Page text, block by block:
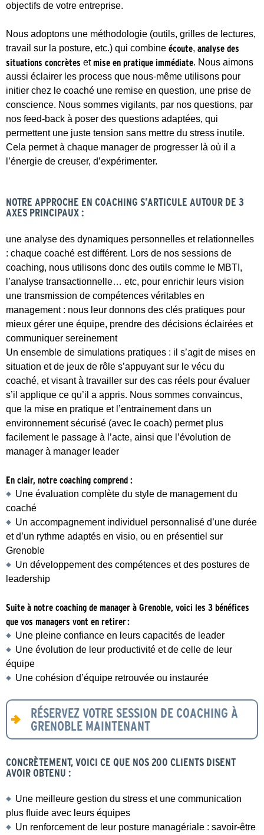
objectifs de votre entreprise.
Nous adoptons une méthodologie (outils, grilles de lectures,
travail sur la posture, etc.) qui combine écoute, analyse des
situations concrètes etmise en pratique immédiate. Nous aimons
aussi éclairer les process que nous-même utilisons pour
initier chez le coaché une remise en question, une prise de
conscience. Nous sommes vigilants, par nos questions, par
nos feed-back à poser des questions adaptées, qui
permettent une juste tension sans mettre du stress inutile.
Cela permet à chaque manager de progresser là où il a
l’énergie de creuser, d’expérimenter.
NOTRE APPROCHE EN COACHING S’ARTICULE AUTOUR DE 3
AXES PRINCIPAUX :
une analyse des dynamiques personnelles et relationnelles
: chaque coaché est différent. Lors de nos sessions de
coaching, nous utilisons donc des outils comme le MBTI,
l’analyse transactionnelle… etc, pour enrichir leurs vision
une transmission de compétences véritables en
management : nous leur donnons des clés pratiques pour
mieux gérer une équipe, prendre des décisions éclairées et
communiquer sereinement
Un ensemble de simulations pratiques : il s’agit de mises en
situation et de jeux de rôle s’appuyant sur le vécu du
coaché, et visant à travailler sur des cas réels pour évaluer
s’il applique ce qu’il a appris. Nous sommes convaincus,
que la mise en pratique et l’entrainement dans un
environnement sécurisé (avec le coach) permet plus
facilement le passage à l’acte, ainsi que l’évolution de
manager à manager leader
En clair, notre coaching comprend :
Une évaluation complète du style de management du
coaché
Un accompagnement individuel personnalisé d’une durée
et d’un rythme adaptés en visio, ou en présentiel sur
Grenoble
Un développement des compétences et des postures de
leadership
Suite à notre coaching de manager à Grenoble, voici les 3 bénéfices
que vos managers vont en retirer :
Une pleine confiance en leurs capacités de leader
Une évolution de leur productivité et de celle de leur
équipe
Une cohésion d’équipe retrouvée ou instaurée
RÉSERVEZ VOTRE SESSION DE COACHING À
GRENOBLE MAINTENANT
CONCRÈTEMENT, VOICI CE QUE NOS 200 CLIENTS DISENT
AVOIR OBTENU :
Une meilleure gestion du stress et une communication
plus fluide avec leurs équipes
Un renforcement de leur posture managériale : savoir-être